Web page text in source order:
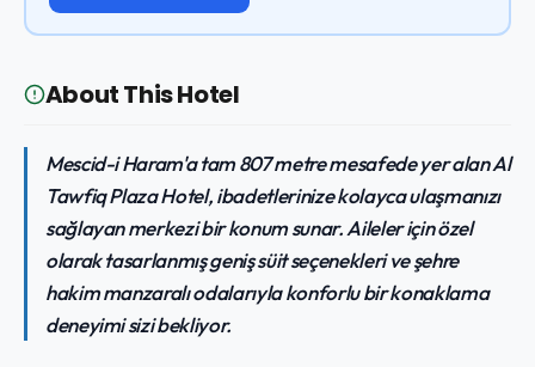
About This Hotel
Mescid-i Haram'a tam 807 metre mesafede yer alan Al
Tawfiq Plaza Hotel, ibadetlerinize kolayca ulaşmanızı
sağlayan merkezi bir konum sunar. Aileler için özel
olarak tasarlanmış geniş süit seçenekleri ve şehre
hakim manzaralı odalarıyla konforlu bir konaklama
deneyimi sizi bekliyor.